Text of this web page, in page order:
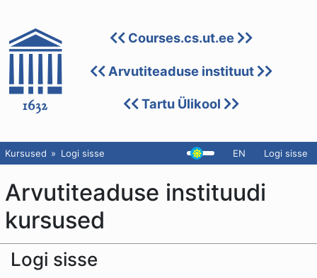
Courses.cs.ut.ee
Arvutiteaduse instituut
Tartu Ülikool
Kursused Logi sisse EN Logi sisse
Arvutiteaduse instituudi
kursused
Logi sisse